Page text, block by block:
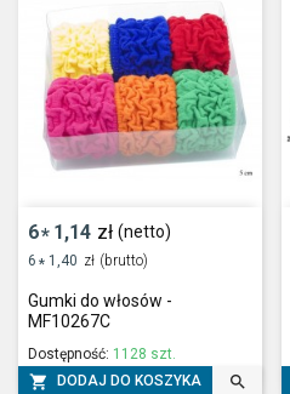
6* 1,14 zł (netto)
6 * 1,40 zł (brutto)
Gumki do włosów -
MF10267C
Dostępność: 1128 szt.
 DODAJ DO KOSZYKA 